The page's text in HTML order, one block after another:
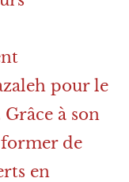
pour le
à son
de
en